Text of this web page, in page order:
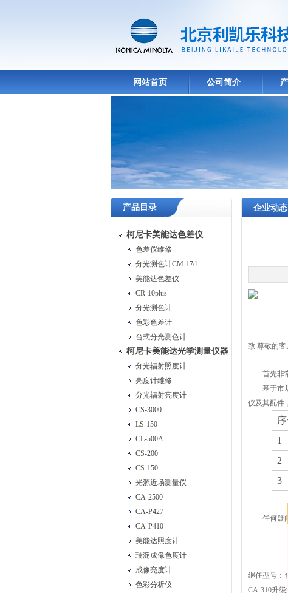
网站首页 公司简介
产品目录
柯尼卡美能达色差仪
色差仪维修
分光测色计CM-17d
美能达色差仪
CR-10plus
分光测色计
色彩色差计
台式分光测色计
柯尼卡美能达光学测量仪器
分光辐射照度计
亮度计维修
分光辐射亮度计
CS-3000
LS-150
CL-500A
CS-200
CS-150
光源近场测量仪
CA-2500
CA-P427
CA-P410
美能达照度计
瑞淀成像色度计
成像亮度计
色彩分析仪
企业动态
致 尊敬的客
首先非
基于市
仪及其配件
1
2
3
任何疑
继任型号：
CA-310升